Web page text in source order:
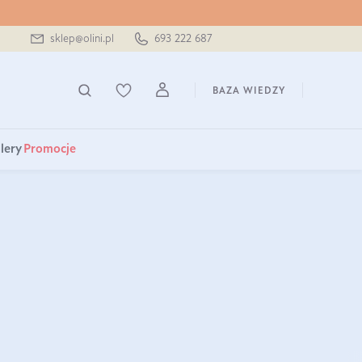
sklep@olini.pl 693 222 687
BAZA WIEDZY
Promocje